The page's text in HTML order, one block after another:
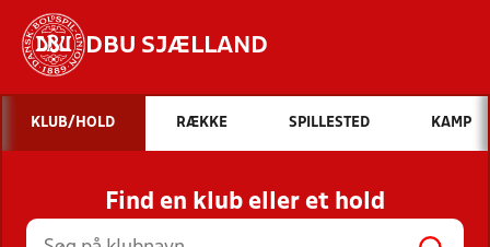
DBU SJÆLLAND
Hvad vil du søge efter?
INDHOLD OG NYHEDER
STILLINGER, RESULTATER, KLUBBER OG
HOLD
KLUB/HOLD RÆKKE SPILLESTED KAMP
Find en klub eller et hold